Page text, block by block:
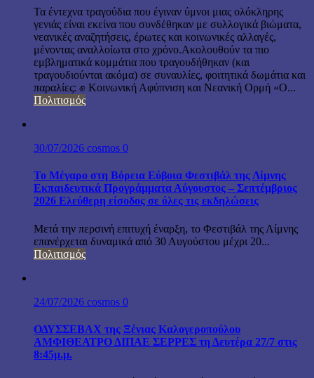
Τα έντεχνα τραγούδια που έγιναν ύμνοι μιας ολόκληρης
γενιάς είναι εκείνα που συνδέθηκαν με συλλογικά βιώματα,
νεανικές αναζητήσεις, έρωτες και κοινωνικές αλλαγές,
μένοντας αναλλοίωτα στο χρόνο.Ακολουθούν τα πιο
εμβληματικά κομμάτια που τραγουδήθηκαν (και
τραγουδιούνται ακόμα) σε συναυλίες, φοιτητικά δωμάτια και
παραλίες: ✊ Κοινωνική Αφύπνιση και Νεανική Ορμή «Ο...
Πολιτισμός
30/07/2026 cosmos 0
Το Μέγαρο στη Βόρεια Εύβοια Φεστιβάλ της Λίμνης
Εκπαιδευτικά Προγράμματα Αύγουστος – Σεπτέμβριος
2026 Ελεύθερη είσοδος σε όλες τις εκδηλώσεις
Μετά την περσινή επιτυχή έναρξη, το Φεστιβάλ της Λίμνης
επανέρχεται δυναμικά από 30 Αυγούστου μέχρι 20...
Πολιτισμός
24/07/2026 cosmos 0
ΟΔΥΣΣΕΒΑΧ της Ξένιας Καλογεροπούλου
ΑΜΦΙΘΕΑΤΡΟ ΔΙΠΑΕ ΣΕΡΡΕΣ τη Δευτέρα 27/7 στις
8:45μ.μ.